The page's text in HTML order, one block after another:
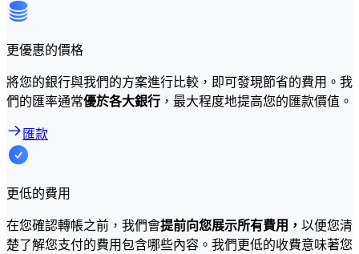
更優惠的價格
將您的銀行與我們的方案進行比較，即可發現節省的費用。我
們的匯率通常優於各大銀行 ，最大程度地提高您的匯款價值。
匯款
更低的費用
在您確認轉帳之前，我們會提前向您展示所有費用， 以便您清
楚了解您支付的費用包含哪些內容。我們更低的收費意味著您